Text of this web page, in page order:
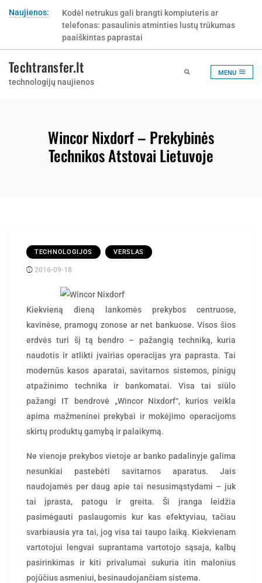
Naujienos:
Kodėl netrukus gali brangti kompiuteris ar
telefonas: pasaulinis atminties lustų trūkumas
paaiškintas paprastai
Techtransfer.lt
technologijų naujienos
MENU
Wincor Nixdorf – Prekybinės
Technikos Atstovai Lietuvoje
TECHNOLOGIJOS VERSLAS
2016-09-18
by
Kiekvieną dieną lankomės prekybos centruose,
kavinėse, pramogų zonose ar net bankuose. Visos šios
erdvės turi šį tą bendro – pažangią techniką, kuria
naudotis ir atlikti įvairias operacijas yra paprasta. Tai
modernūs kasos aparatai, savitarnos sistemos, pinigų
atpažinimo technika ir bankomatai. Visa tai siūlo
pažangi IT bendrovė „Wincor Nixdorf“, kurios veikla
apima mažmeninei prekybai ir mokėjimo operacijoms
skirtų produktų gamybą ir palaikymą.
Ne vienoje prekybos vietoje ar banko padalinyje galima
nesunkiai pastebėti savitarnos aparatus. Jais
naudojamės per daug apie tai nesusimąstydami – juk
tai įprasta, patogu ir greita. Ši įranga leidžia
pasimėgauti paslaugomis kur kas efektyviau, tačiau
svarbiausia yra tai, jog visa tai taupo laiką. Kiekvienam
vartotojui lengvai suprantama vartotojo sąsaja, kalbų
pasirinkimas ir kiti privalumai sukuria itin malonius
pojūčius asmeniui, besinaudojančiam sistema.